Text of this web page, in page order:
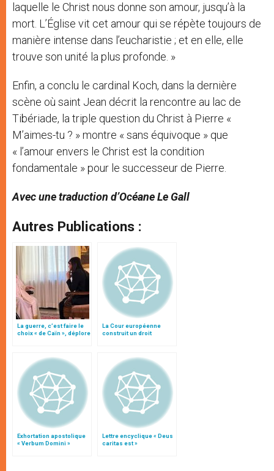
laquelle le Christ nous donne son amour, jusqu’à la
mort. L’Église vit cet amour qui se répète toujours de
manière intense dans l’eucharistie ; et en elle, elle
trouve son unité la plus profonde. »
Enfin, a conclu le cardinal Koch, dans la dernière
scène où saint Jean décrit la rencontre au lac de
Tibériade, la triple question du Christ à Pierre «
M’aimes-tu ? » montre « sans équivoque » que
« l’amour envers le Christ est la condition
fondamentale » pour le successeur de Pierre.
Avec une traduction d’Océane Le Gall
Autres Publications :
La guerre, c’est faire le
choix « de Caïn », déplore
La Cour européenne
construit un droit
Exhortation apostolique
« Verbum Domini »
Lettre encyclique « Deus
caritas est »